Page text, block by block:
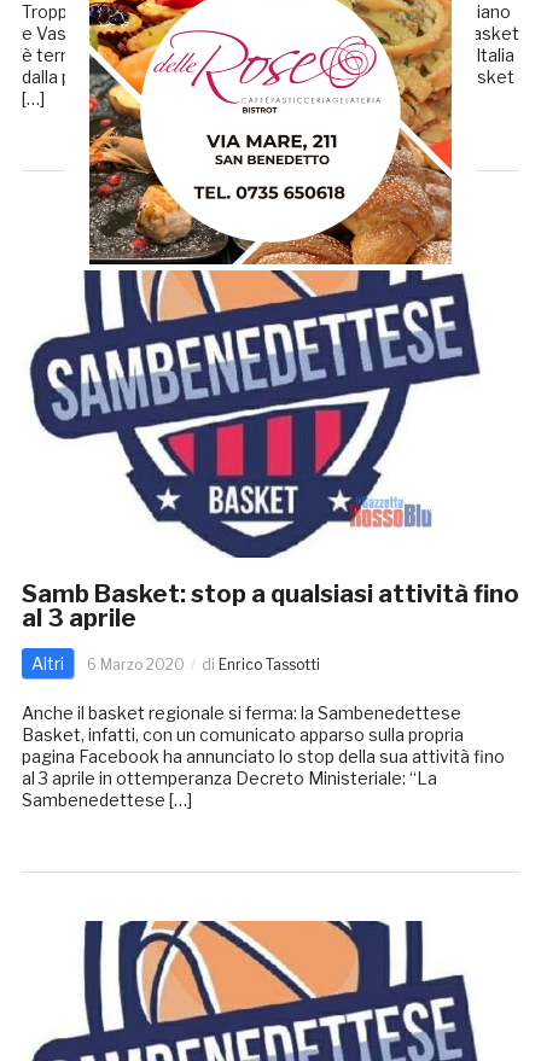
Troppo grande l’epidemia, ci associamo a Unibasket Lanciano
e Vasto Basket, il campionato per la Sambenedettese Basket
è terminato. A seguito della delicata situazione creata in Italia
dalla pandemia del virus Covid-19, la Sambenedettese Basket
[…]
Samb Basket: stop a qualsiasi attività fino
al 3 aprile
Altri 6 Marzo 2020 di Enrico Tassotti
Anche il basket regionale si ferma: la Sambenedettese
Basket, infatti, con un comunicato apparso sulla propria
pagina Facebook ha annunciato lo stop della sua attività fino
al 3 aprile in ottemperanza Decreto Ministeriale: “La
Sambenedettese […]